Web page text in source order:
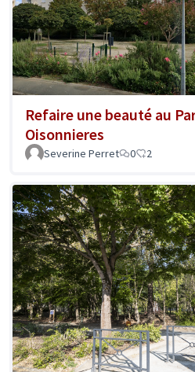
Refaire une beauté au
Oisonnieres
Severine Perret 0 2